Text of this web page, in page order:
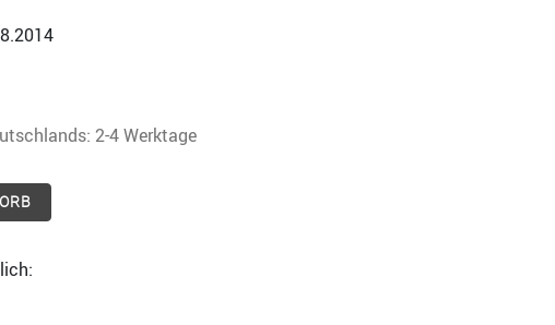
2-4 Werktage